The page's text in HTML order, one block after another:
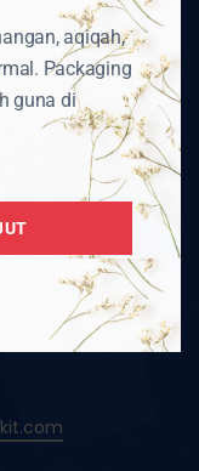
aqiqah,
Packaging
guna di